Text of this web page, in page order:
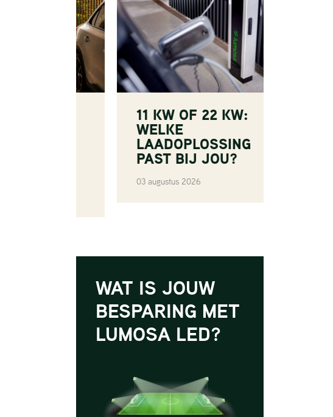
11 KW OF 22 KW:
WELKE
LAADOPLOSSING
PAST BIJ JOU?
03 augustus 2026
WAT IS JOUW
BESPARING MET
LUMOSA LED?